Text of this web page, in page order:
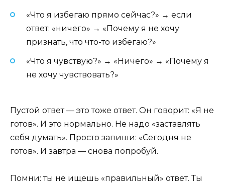
«Что я избегаю прямо сейчас?» → если
ответ: «ничего» → «Почему я не хочу
признать, что что-то избегаю?»
«Что я чувствую?» → «Ничего» → «Почему я
не хочу чувствовать?»
Пустой ответ — это тоже ответ. Он говорит: «Я не
готов». И это нормально. Не надо «заставлять
себя думать». Просто запиши: «Сегодня не
готов». И завтра — снова попробуй.
Помни: ты не ищешь «правильный» ответ. Ты